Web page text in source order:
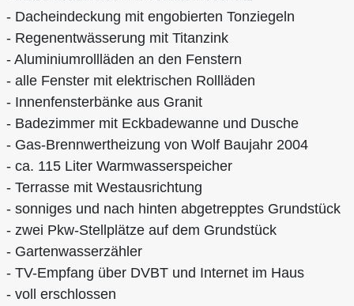
- Dacheindeckung mit engobierten Tonziegeln
- Regenentwässerung mit Titanzink
- Aluminiumrollläden an den Fenstern
- alle Fenster mit elektrischen Rollläden
- Innenfensterbänke aus Granit
- Badezimmer mit Eckbadewanne und Dusche
- Gas-Brennwertheizung von Wolf Baujahr 2004
- ca. 115 Liter Warmwasserspeicher
- Terrasse mit Westausrichtung
- sonniges und nach hinten abgetrepptes Grundstück
- zwei Pkw-Stellplätze auf dem Grundstück
- Gartenwasserzähler
- TV-Empfang über DVBT und Internet im Haus
- voll erschlossen